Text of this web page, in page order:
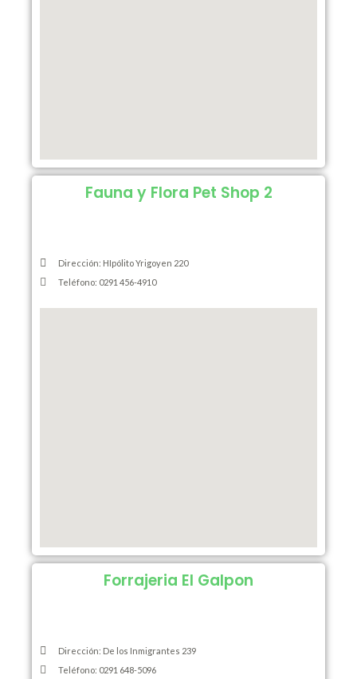
Fauna y Flora Pet Shop 2
Dirección: HIpólito Yrigoyen 220
Teléfono: 0291 456-4910
Forrajeria El Galpon
Dirección: De los Inmigrantes 239
Teléfono: 0291 648-5096